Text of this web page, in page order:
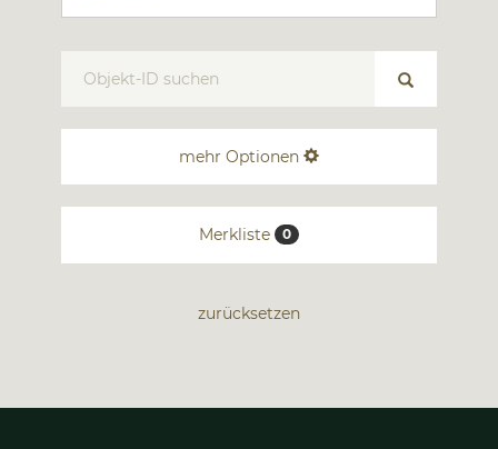
mehr Optionen
Merkliste 0
zurücksetzen